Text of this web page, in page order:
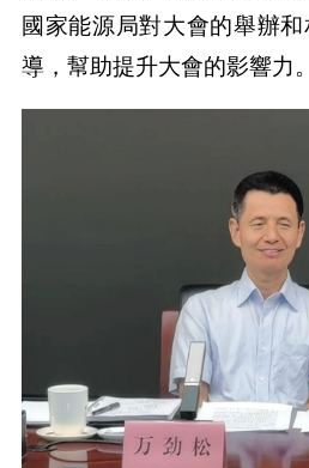
國家能源局對大會的舉辦
導，幫助提升大會的影響力。